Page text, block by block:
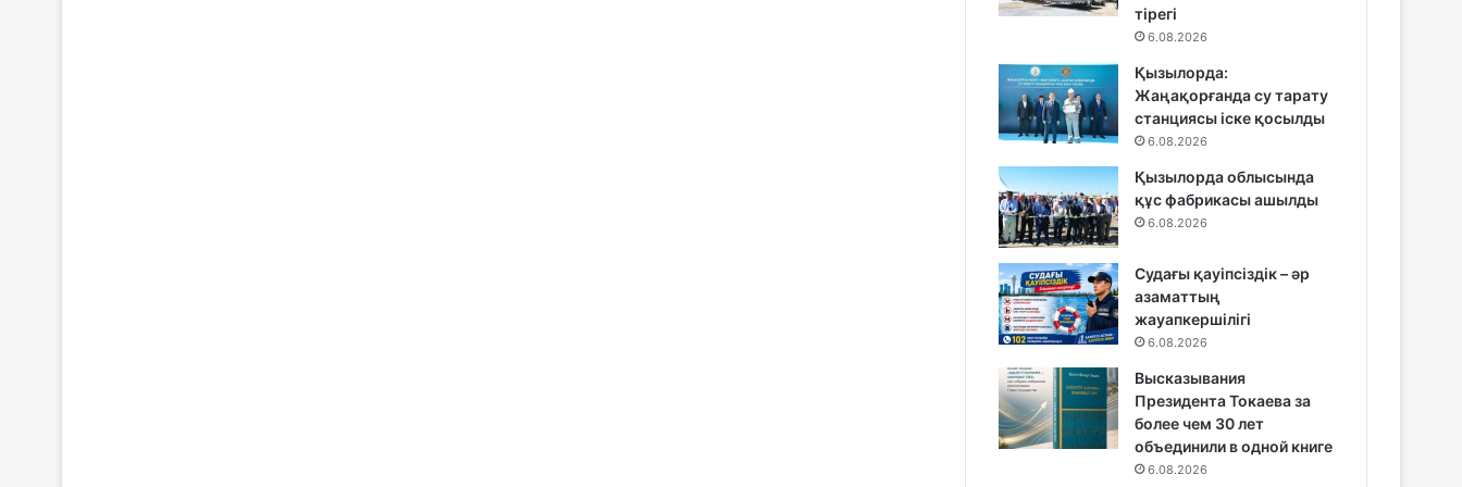
тірегі
6.08.2026
Қызылорда:
Жаңақорғанда су тарату
станциясы іске қосылды
6.08.2026
Қызылорда облысында
құс фабрикасы ашылды
6.08.2026
Судағы қауіпсіздік – әр
азаматтың
жауапкершілігі
6.08.2026
Высказывания
Президента Токаева за
более чем 30 лет
объединили в одной книге
6.08.2026